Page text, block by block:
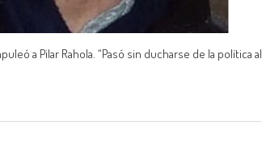
a Pilar Rahola. “Pasó sin ducharse de la política al